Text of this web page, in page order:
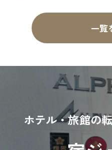
一覧
ホテル・旅館の